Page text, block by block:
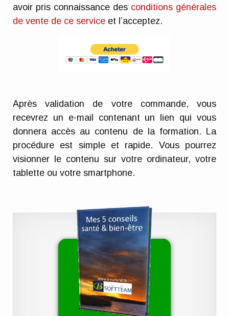
avoir pris connaissance des conditions générales
devente de ce service et l’acceptez.
Après validation de votre commande, vous
recevrez un e-mail contenant un lien qui vous
donnera accès au contenu de la formation. La
procédure est simple et rapide. Vous pourrez
visionner le contenu sur votre ordinateur, votre
tablette ou votre smartphone.